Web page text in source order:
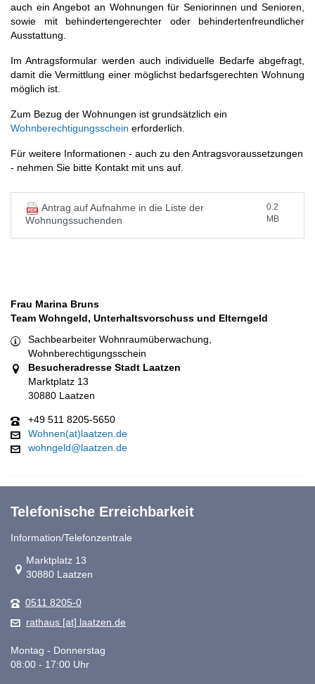
auch ein Angebot an Wohnungen für Seniorinnen und Senioren,
sowie mit behindertengerechter oder behindertenfreundlicher
Ausstattung.
Im Antragsformular werden auch individuelle Bedarfe abgefragt,
damit die Vermittlung einer möglichst bedarfsgerechten Wohnung
möglich ist.
Zum Bezug der Wohnungen ist grundsätzlich ein
Wohnberechtigungsschein erforderlich.
Für weitere Informationen - auch zu den Antragsvoraussetzungen
- nehmen Sie bitte Kontakt mit uns auf.
Antrag auf Aufnahme in die Liste der
Wohnungssuchenden
0.2
MB
Frau Marina Bruns
Team Wohngeld, Unterhaltsvorschuss und Elterngeld
Sachbearbeiter Wohnraumüberwachung,
Wohnberechtigungsschein
Besucheradresse Stadt Laatzen
Marktplatz 13
30880 Laatzen
+49 511 8205-5650
Wohnen(at)laatzen.de
wohngeld@laatzen.de
Telefonische Erreichbarkeit
Information/Telefonzentrale
Link zur Google-Maps Navigation
Marktplatz 13
30880 Laatzen
0511 8205-0
rathaus [at] laatzen.de
Montag - Donnerstag
08:00 - 17:00 Uhr